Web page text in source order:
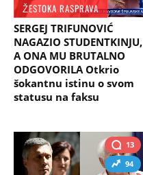
ŽESTOKA RASPRAVA
SERGEJ TRIFUNOVIĆ
NAGAZIO STUDENTKINJU,
A ONA MU BRUTALNO
ODGOVORILA Otkrio
šokantnu istinu o svom
statusu na faksu
13
94